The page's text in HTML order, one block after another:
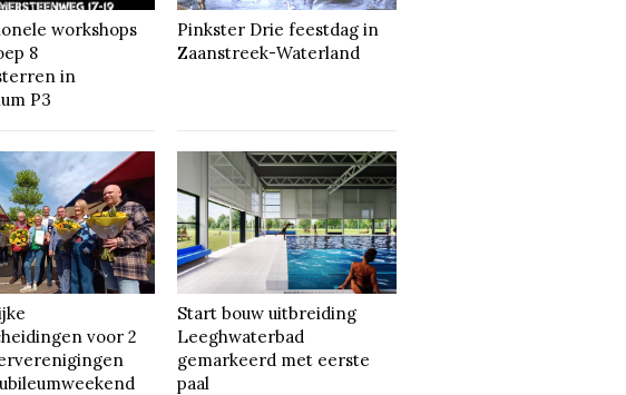
workshops
8
in
P3
Pinkster Drie feestdag in
Zaanstreek-Waterland
voor 2
Start bouw uitbreiding
Leeghwaterbad
gemarkeerd met eerste
paal